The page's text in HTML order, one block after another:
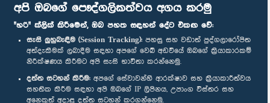
අපි ඔබගේ පෞද්ගලිකත්වය අගය කරමු
"හරි" ක්ලික් කිරීමෙන්, ඔබ පහත සඳහන් දේට එකඟ වේ:
සැසි ලුහුබැඳීම (Session Tracking): පහසු සහ වඩාත් පුද්ගලාරෝපිත
අත්දැකීමක් ලබාදීම සඳහා අපගේ වෙබ් අඩවියේ ඔබගේ ක්‍රියාකාරකම්
නිරීක්ෂණය කිරීමට අපි සැසි භාවිතා කරන්නෙමු.
දත්ත සටහන් කිරීම: අපගේ සේවාවන්හි ආරක්ෂාව සහ ක්‍රියාකාරීත්වය
සහතික කිරීම සඳහා අපි ඔබගේ IP ලිපිනය, උපාංග විස්තර සහ
අනෙකුත් අදාළ දත්ත සටහන් කරගන්නෙමු.
පාර්ලිමේන්තු ජංගම යෙදුම
අප හා සම්බන්ධ වී සිටින්න :